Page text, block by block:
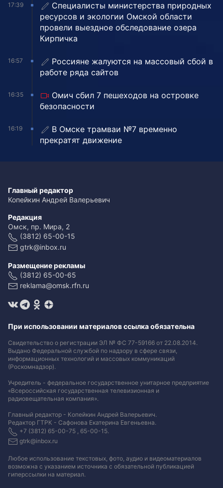
17:39
Специалисты министерства природных
ресурсов и экологии Омской области
провели выездное обследование озера
Кирпичка
16:57
Россияне жалуются на массовый сбой в
работе ряда сайтов
16:35
Омич сбил 7 пешеходов на островке
безопасности
16:19
В Омске трамваи №7 временно
прекратят движение
Главный редактор
Копейкин Андрей Валерьевич
Редакция
Омск, пр. Мира, 2
(3812) 65-00-15
gtrk@inbox.ru
Размещение рекламы
(3812) 65-00-65
reklama@omsk.rfn.ru
При использовании материалов ссылка обязательна
Свидетельство о регистрации ЭЛ № ФС 77-59166 от 22.08.2014.
Выдано Федеральной службой по надзору в сфере связи,
информационных технологий и массовых коммуникаций
(Роскомнадзор).
Учредитель - федеральное государственное унитарное предприятие
«Всероссийская государственная телевизионная и
радиовещательная компания».
Главный редактор - Копейкин Андрей Валерьевич.
Редактор ГТРК - Сафонова Екатерина Евгеньевна.
+7 (3812) 65-00-75 , 65-00-15.
gtrk@inbox.ru
Любое использование текстовых, фото, аудио и видеоматериалов
возможна с указанием источника с обязательной публикацией
гиперссылки на материал.